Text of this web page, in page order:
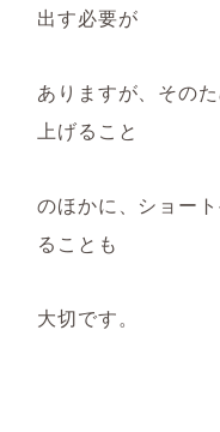
出す必要が
ありますが、その
上げること
のほかに、ショー
ることも
大切です。